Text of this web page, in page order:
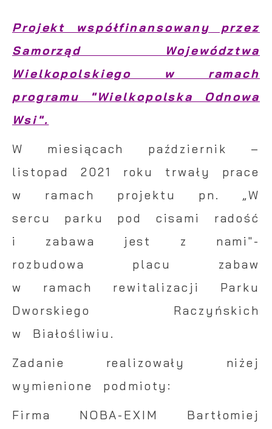
Projekt współfinansowany przez
Samorząd Województwa
Wielkopolskiego w ramach
programu "Wielkopolska Odnowa
Wsi".
W miesiącach październik –
listopad 2021 roku trwały prace
w ramach projektu pn. „W
sercu parku pod cisami radość
i zabawa jest z nami"-
rozbudowa placu zabaw
w ramach rewitalizacji Parku
Dworskiego Raczyńskich
w Białośliwiu.
Zadanie realizowały niżej
wymienione podmioty:
Firma NOBA-EXIM Bartłomiej